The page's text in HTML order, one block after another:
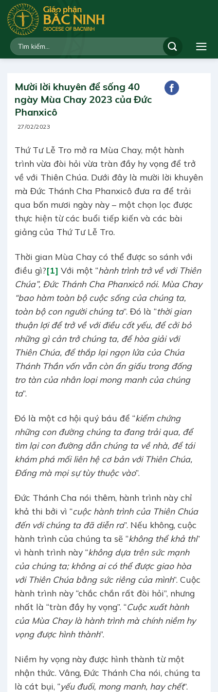
qua
dung
Mười lời khuyên để sống 40
ngày Mùa Chay 2023 của Đức
Phanxicô
27/02/2023
Thứ Tư Lễ Tro mở ra Mùa Chay, một hành
trình vừa đòi hỏi vừa tràn đầy hy vọng để trở
về với Thiên Chúa. Dưới đây là mười lời khuyên
mà Đức Thánh Cha Phanxicô đưa ra để trải
qua bốn mươi ngày này – một chọn lọc được
thực hiện từ các buổi tiếp kiến và các bài
giảng của Thứ Tư Lễ Tro.
Thời gian Mùa Chay có thể được so sánh với
điều gì?[1] Với một “hành trình trở về với Thiên
Chúa”, Đức Thánh Cha Phanxicô nói. Mùa Chay
“bao hàm toàn bộ cuộc sống của chúng ta,
toàn bộ con người chúng ta”. Đó là “thời gian
thuận lợi để trở về với điều cốt yếu, để cởi bỏ
những gì cản trở chúng ta, để hòa giải với
Thiên Chúa, để thắp lại ngọn lửa của Chúa
Thánh Thần vốn vẫn còn ẩn giấu trong đống
tro tàn của nhân loại mong manh của chúng
ta”.
Đó là một cơ hội quý báu để “kiểm chứng
những con đường chúng ta đang trải qua, để
tìm lại con đường dẫn chúng ta về nhà, để tái
khám phá mối liên hệ cơ bản với Thiên Chúa,
Đấng mà mọi sự tùy thuộc vào”.
Đức Thánh Cha nói thêm, hành trình này chỉ
khả thi bởi vì “cuộc hành trình của Thiên Chúa
đến với chúng ta đã diễn ra”. Nếu không, cuộc
hành trình của chúng ta sẽ “không thể khả thi”
vì hành trình này “không dựa trên sức mạnh
của chúng ta; không ai có thể được giao hòa
với Thiên Chúa bằng sức riêng của mình”. Cuộc
hành trình này “chắc chắn rất đòi hỏi”, nhưng
nhất là “tràn đầy hy vọng”. “Cuộc xuất hành
của Mùa Chay là hành trình mà chính niềm hy
vọng được hình thành”.
Niềm hy vọng này được hình thành từ một
nhận thức. Vâng, Đức Thánh Cha nói, chúng ta
là cát bụi, “yếu đuối, mong manh, hay chết”.